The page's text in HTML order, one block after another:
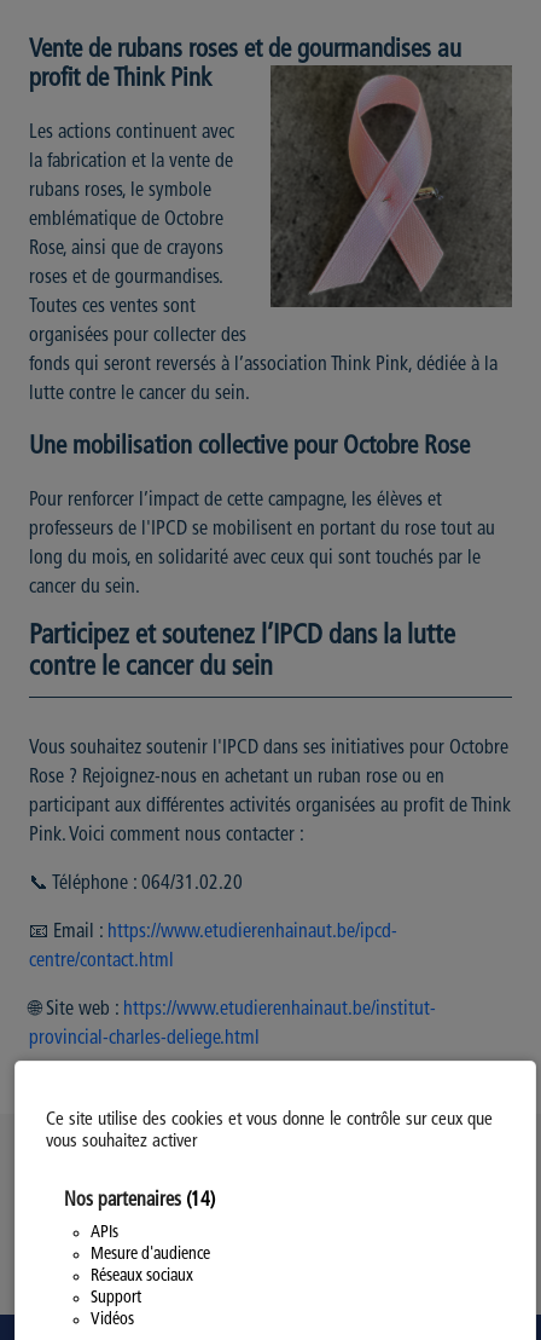
Ce site utilise des cookies et vous donne le contrôle sur ceux que
vous souhaitez activer
Nos partenaires (14)
APIs
Mesure d'audience
Réseaux sociaux
Support
Vidéos
Vente de rubans roses et de gourmandises au
profit de Think Pink
Les actions continuent avec
la fabrication et la vente de
rubans roses, le symbole
emblématique de Octobre
Rose, ainsi que de crayons
roses et de gourmandises.
Toutes ces ventes sont
organisées pour collecter des
fonds qui seront reversés à l’association Think Pink, dédiée à la
lutte contre le cancer du sein.
Une mobilisation collective pour Octobre Rose
Pour renforcer l’impact de cette campagne, les élèves et
professeurs de l'IPCD se mobilisent en portant du rose tout au
long du mois, en solidarité avec ceux qui sont touchés par le
cancer du sein.
Participez et soutenez l’IPCD dans la lutte
contre le cancer du sein
Vous souhaitez soutenir l'IPCD dans ses initiatives pour Octobre
Rose ? Rejoignez-nous en achetant un ruban rose ou en
participant aux différentes activités organisées au profit de Think
Pink. Voici comment nous contacter :
📞 Téléphone : 064/31.02.20
📧 Email : https://www.etudierenhainaut.be/ipcd-
centre/contact.html
🌐 Site web : https://www.etudierenhainaut.be/institut-
provincial-charles-deliege.html
Modifiez votre consentement
Politique Générale de Confidentialité